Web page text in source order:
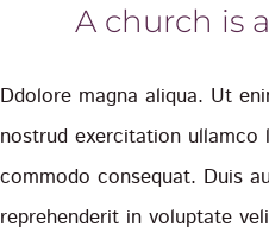
A church is
Ddolore magna aliqua. Ut
nostrud exercitation ullamco
commodo consequat. Duis
reprehenderit in voluptate